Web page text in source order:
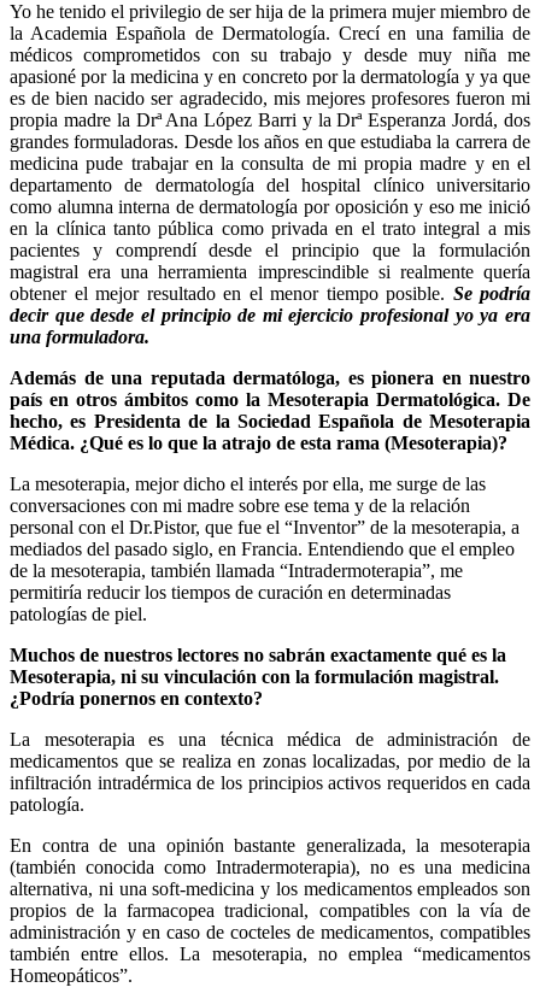
Yo he tenido el privilegio de ser hija de la primera mujer miembro de
la Academia Española de Dermatología. Crecí en una familia de
médicos comprometidos con su trabajo y desde muy niña me
apasioné por la medicina y en concreto por la dermatología y ya que
es de bien nacido ser agradecido, mis mejores profesores fueron mi
propia madre la Drª Ana López Barri y la Drª Esperanza Jordá, dos
grandes formuladoras. Desde los años en que estudiaba la carrera de
medicina pude trabajar en la consulta de mi propia madre y en el
departamento de dermatología del hospital clínico universitario
como alumna interna de dermatología por oposición y eso me inició
en la clínica tanto pública como privada en el trato integral a mis
pacientes y comprendí desde el principio que la formulación
magistral era una herramienta imprescindible si realmente quería
obtener el mejor resultado en el menor tiempo posible. Se podría
decir que desde el principio de mi ejercicio profesional yo ya era
una formuladora.
Además de una reputada dermatóloga, es pionera en nuestro
país en otros ámbitos como la Mesoterapia Dermatológica. De
hecho, es Presidenta de la Sociedad Española de Mesoterapia
Médica. ¿Qué es lo que la atrajo de esta rama (Mesoterapia)?
La mesoterapia, mejor dicho el interés por ella, me surge de las
conversaciones con mi madre sobre ese tema y de la relación
personal con el Dr.Pistor, que fue el “Inventor” de la mesoterapia, a
mediados del pasado siglo, en Francia. Entendiendo que el empleo
de la mesoterapia, también llamada “Intradermoterapia”, me
permitiría reducir los tiempos de curación en determinadas
patologías de piel.
Muchos de nuestros lectores no sabrán exactamente qué es la
Mesoterapia, ni su vinculación con la formulación magistral.
¿Podría ponernos en contexto?
La mesoterapia es una técnica médica de administración de
medicamentos que se realiza en zonas localizadas, por medio de la
infiltración intradérmica de los principios activos requeridos en cada
patología.
En contra de una opinión bastante generalizada, la mesoterapia
(también conocida como Intradermoterapia), no es una medicina
alternativa, ni una soft-medicina y los medicamentos empleados son
propios de la farmacopea tradicional, compatibles con la vía de
administración y en caso de cocteles de medicamentos, compatibles
también entre ellos. La mesoterapia, no emplea “medicamentos
Homeopáticos”.